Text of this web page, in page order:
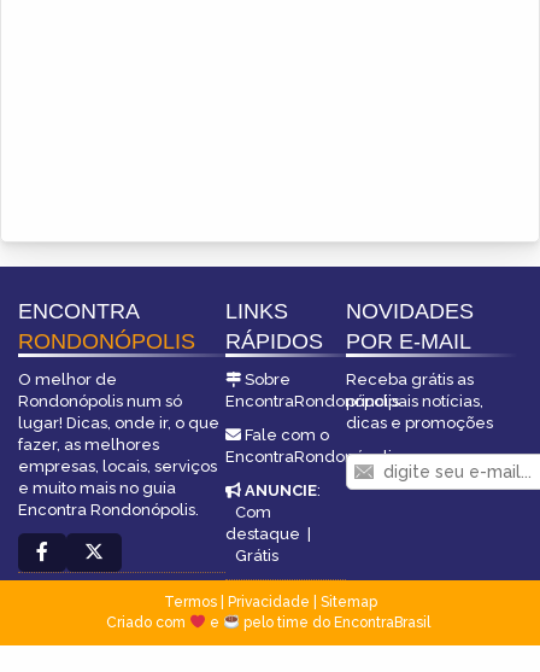
ENCONTRA
RONDONÓPOLIS
O melhor de
Rondonópolis num só
lugar! Dicas, onde ir, o que
fazer, as melhores
empresas, locais, serviços
e muito mais no guia
Encontra Rondonópolis.
LINKS
RÁPIDOS
Sobre
EncontraRondonópolis
Fale com o
EncontraRondonópolis
ANUNCIE:
Com
destaque |
Grátis
NOVIDADES
POR E-MAIL
Receba grátis as
principais notícias,
dicas e promoções
Termos| Privacidade
Sitemap
Criado com
e pelo time do EncontraBrasil